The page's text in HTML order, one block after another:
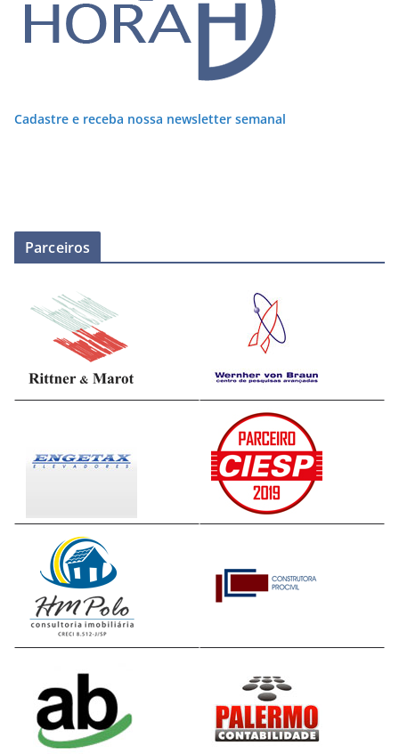
Cadastre e receba nossa newsletter semanal
Parceiros